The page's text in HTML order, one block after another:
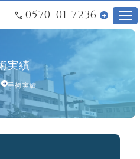
0570-01-7236
療法
実績
手術実績